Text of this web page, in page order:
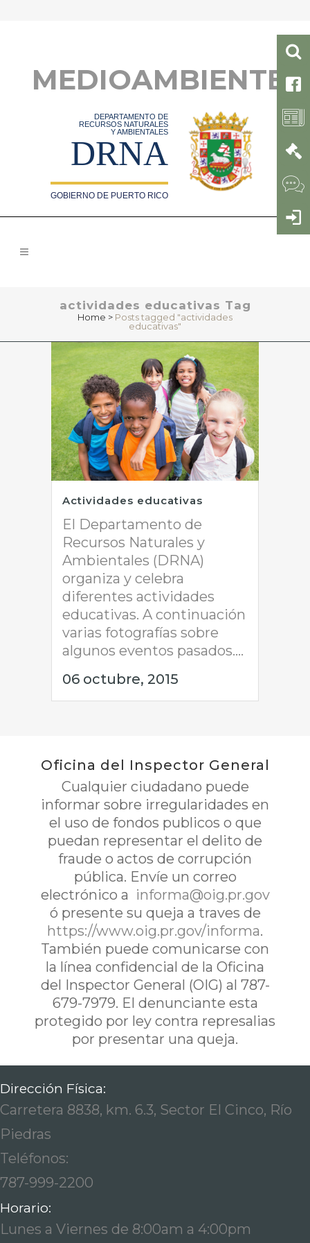
MEDIOAMBIENTE
DEPARTAMENTO DE
RECURSOS NATURALES
Y AMBIENTALES
DRNA
GOBIERNO DE PUERTO RICO
actividades educativas Tag
Home > Posts tagged "actividades
educativas"
Actividades educativas
El Departamento de
Recursos Naturales y
Ambientales (DRNA)
organiza y celebra
diferentes actividades
educativas. A continuación
varias fotografías sobre
algunos eventos pasados....
06 octubre, 2015
Oficina del Inspector General
Cualquier ciudadano puede
informar sobre irregularidades en
el uso de fondos publicos o que
puedan representar el delito de
fraude o actos de corrupción
pública. Envíe un correo
electrónico a informa@oig.pr.gov
ó presente su queja a traves de
https://www.oig.pr.gov/informa.
También puede comunicarse con
la línea confidencial de la Oficina
del Inspector General (OIG) al 787-
679-7979. El denunciante esta
protegido por ley contra represalias
por presentar una queja.
Dirección Física:
Carretera 8838, km. 6.3, Sector El Cinco, Río
Piedras
Teléfonos:
787-999-2200
Horario:
Lunes a Viernes de 8:00am a 4:00pm